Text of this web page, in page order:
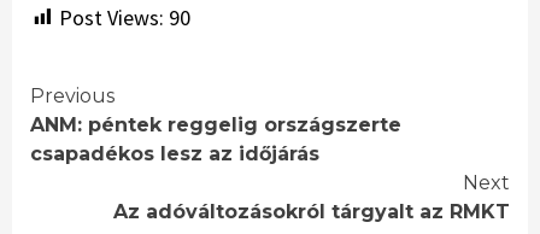
Post Views: 90
Continue
Reading
Previous
ANM: péntek reggelig országszerte
csapadékos lesz az időjárás
Next
Az adóváltozásokról tárgyalt az RMKT